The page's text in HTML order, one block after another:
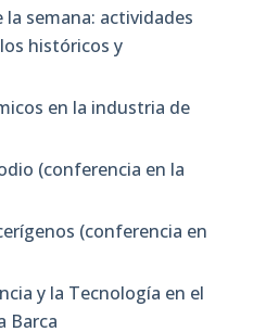
la semana: actividades
históricos y
en la industria de
(conferencia en la
(conferencia en
y la Tecnología en el
Barca